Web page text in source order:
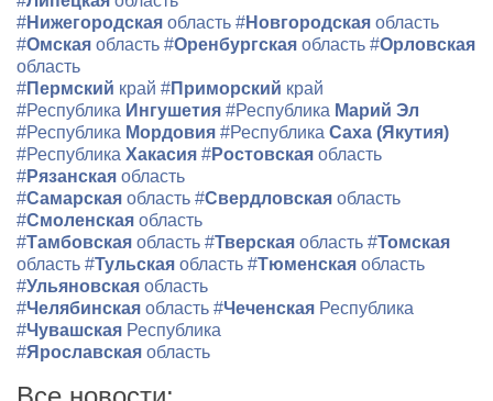
#Нижегородская область #Новгородская область
#Омская область #Оренбургская область #Орловская
область
#Пермский край #Приморский край
#Республика Ингушетия #Республика Марий Эл
#Республика Мордовия #Республика Саха (Якутия)
#Республика Хакасия #Ростовская область
#Рязанская область
#Самарская область #Свердловская область
#Смоленская область
#Тамбовская область #Тверская область #Томская
область #Тульская область #Тюменская область
#Ульяновская область
#Челябинская область #Чеченская Республика
#Чувашская Республика
#Ярославская область